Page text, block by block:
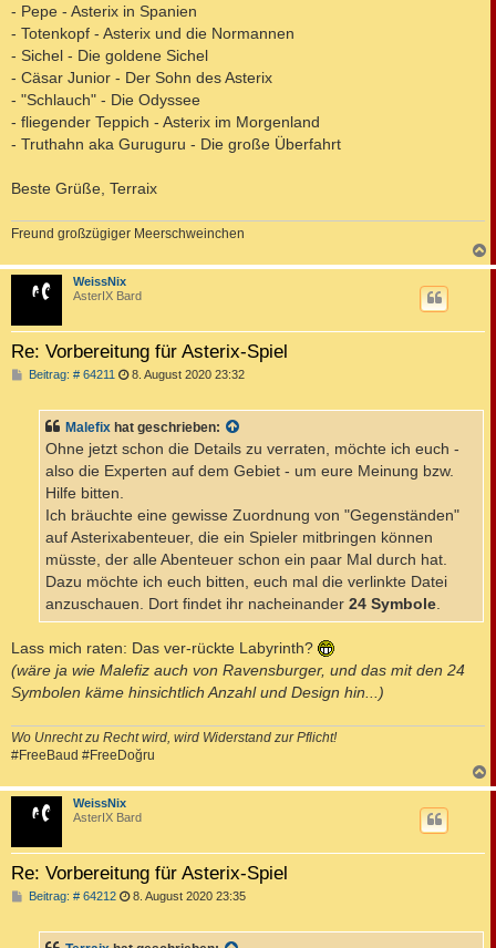
- Pepe - Asterix in Spanien
- Totenkopf - Asterix und die Normannen
- Sichel - Die goldene Sichel
- Cäsar Junior - Der Sohn des Asterix
- "Schlauch" - Die Odyssee
- fliegender Teppich - Asterix im Morgenland
- Truthahn aka Guruguru - Die große Überfahrt
Beste Grüße, Terraix
Freund großzügiger Meerschweinchen
a
WeissNix
AsterIX Bard
Re: Vorbereitung für Asterix-Spiel
Beitrag: # 64211 B
r
a
8. August 2020 23:32
Malefix hat geschrieben:
Ohne jetzt schon die Details zu verraten, möchte ich euch -
also die Experten auf dem Gebiet - um eure Meinung bzw.
Hilfe bitten.
Ich bräuchte eine gewisse Zuordnung von "Gegenständen"
auf Asterixabenteuer, die ein Spieler mitbringen können
müsste, der alle Abenteuer schon ein paar Mal durch hat.
Dazu möchte ich euch bitten, euch mal die verlinkte Datei
anzuschauen. Dort findet ihr nacheinander 24 Symbole
Lass mich raten: Das ver-rückte Labyrinth?
(wäre ja wie Malefiz auch von Ravensburger, und das mit den 24
Symbolen käme hinsichtlich Anzahl und Design hin...)
Wo Unrecht zu Recht wird, wird Widerstand zur Pflicht!
#FreeBaud #FreeDoğru
a
WeissNix
AsterIX Bard
Re: Vorbereitung für Asterix-Spiel
Beitrag: # 64212B 8. August 2020 23:35